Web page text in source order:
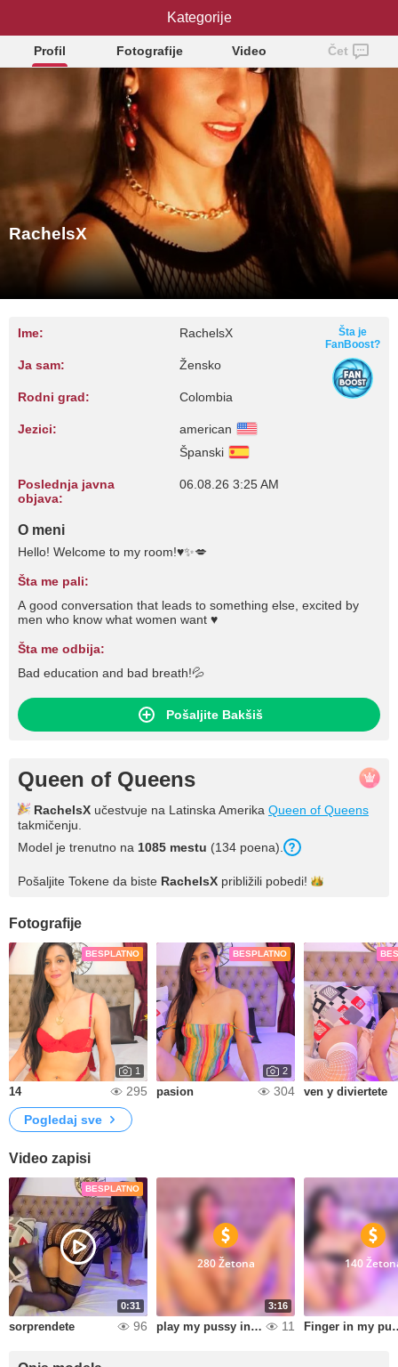
RachelsX
Profil Fotografije Video Čet
RachelsX
Ime: RachelsX
Ja sam: Žensko
Rodni grad: Colombia
Jezici:
american
Španski
Poslednja javna
objava:
06.08.26 3:25 AM
Šta je
FanBoost?
O meni
Hello! Welcome to my room!♥✨💋
Šta me pali:
A good conversation that leads to something else, excited by
men who know what women want ♥
Šta me odbija:
Bad education and bad breath!💦
Pošaljite Bakšiš
Queen of Queens
RachelsX učestvuje na Latinska Amerika Queen of Queens
takmičenju.
Model je trenutno na 1085 mestu (134 poena).
Pošaljite Tokene da biste RachelsX približili pobedi!
Fotografije
BESPLATNO
1
14 295
BESPLATNO
2
pasion 304 ven y diviertete
Pogledaj sve
Video zapisi
BESPLATNO
0:31
sorprendete 96
3:16
280 Žetona
play my pussy in cum 11
140
Kategorije